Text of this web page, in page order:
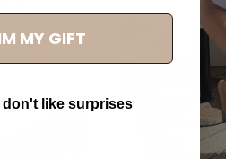
MY GIFT
don't like surprises